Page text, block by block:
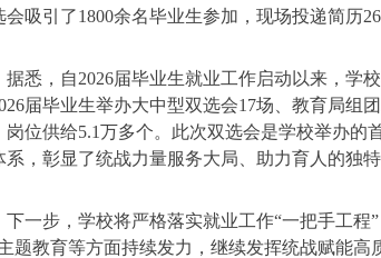
会吸引了1800余名毕业生参加，现场投递简历
据悉，自2026届毕业生就业工作启动以来，学
届毕业生举办大中型双选会17场、教育局组
岗位供给5.1万多个。此次双选会是学校举办
系，彰显了统战力量服务大局、助力育人的独特
下一步，学校将严格落实就业工作“一把手工程
题教育等方面持续发力，继续发挥统战赋能